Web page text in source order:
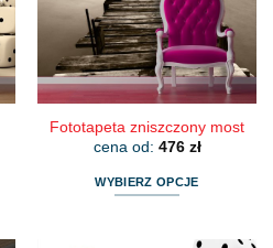
wybrać
na
stronie
produktu
Fototapeta zniszczony most
cena od: 476 zł
WYBIERZ OPCJE